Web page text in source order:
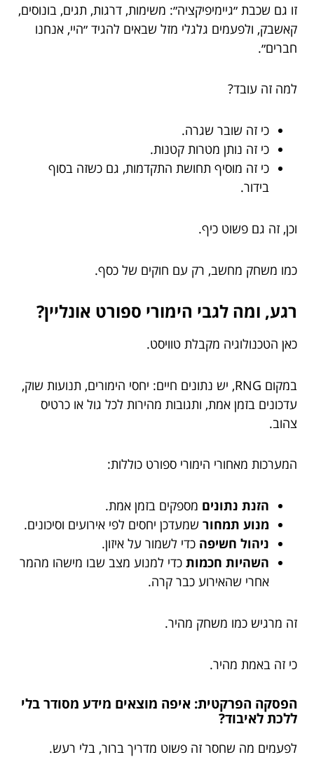
זו גם שכבת ״גיימיפיקציה״: משימות, דרגות, תגים, בונוסים,
קאשבק, ולפעמים גלגלי מזל שבאים להגיד ״היי, אנחנו
חברים״.
למה זה עובד?
כי זה שובר שגרה.
כי זה נותן מטרות קטנות.
כי זה מוסיף תחושת התקדמות, גם כשזה בסוף
בידור.
וכן, זה גם פשוט כיף.
כמו משחק מחשב, רק עם חוקים של כסף.
רגע, ומה לגבי הימורי ספורט אונליין?
כאן הטכנולוגיה מקבלת טוויסט.
במקום RNG, יש נתונים חיים: יחסי הימורים, תנועות שוק,
עדכונים בזמן אמת, ותגובות מהירות לכל גול או כרטיס
צהוב.
המערכות מאחורי הימורי ספורט כוללות:
הזנת נתונים מספקים בזמן אמת.
מנוע תמחור שמעדכן יחסים לפי אירועים וסיכונים.
ניהול חשיפה כדי לשמור על איזון.
השהיות חכמות כדי למנוע מצב שבו מישהו מהמר
אחרי שהאירוע כבר קרה.
זה מרגיש כמו משחק מהיר.
כי זה באמת מהיר.
הפסקה הפרקטית: איפה מוצאים מידע מסודר בלי
ללכת לאיבוד?
לפעמים מה שחסר זה פשוט מדריך ברור, בלי רעש.